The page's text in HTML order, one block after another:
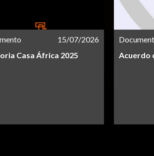
15/07/2026
Casa África 2025
Acuerdo